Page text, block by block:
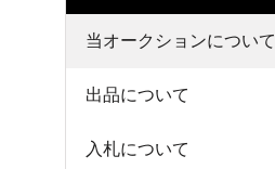
当オークションについて
出品について
入札について